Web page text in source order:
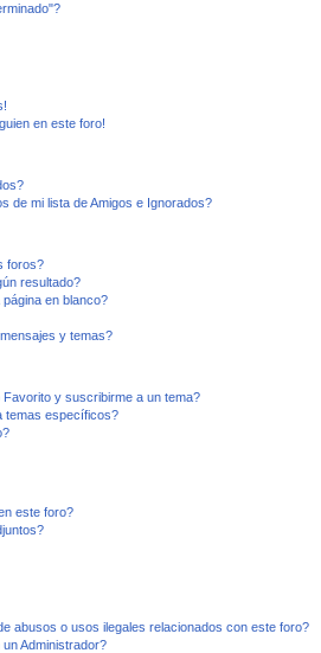
en este foro!
de mi lista de Amigos e Ignorados?
foros?
resultado?
en blanco?
y temas?
y suscribirme a un tema?
temas específicos?
este foro?
abusos o usos ilegales relacionados con este foro?
Administrador?